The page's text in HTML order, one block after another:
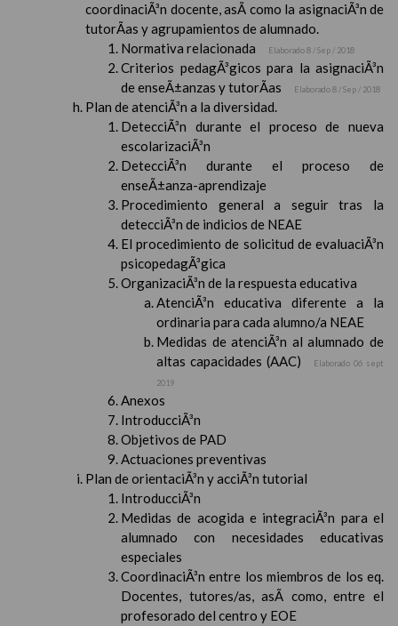
coordinaciÃ³n docente, asÃ­ como la asignaciÃ³n de
tutorÃ­as y agrupamientos de alumnado.
Normativa relacionada
Elaborado 8 / Sep / 2018
Criterios pedagÃ³gicos para la asignaciÃ³n
de enseÃ±anzas y tutorÃ­as
Elaborado 8 / Sep / 2018
Plan de atenciÃ³n a la diversidad.
DetecciÃ³n durante el proceso de nueva
escolarizaciÃ³n
DetecciÃ³n durante el proceso de
enseÃ±anza-aprendizaje
Procedimiento general a seguir tras la
detecciÃ³n de indicios de NEAE
El procedimiento de solicitud de evaluaciÃ³n
psicopedagÃ³gica
OrganizaciÃ³n de la respuesta educativa
AtenciÃ³n educativa diferente a la
ordinaria para cada alumno/a NEAE
Medidas de atenciÃ³n al alumnado de
altas capacidades (AAC)
Elaborado 06 sept
2019
Anexos
IntroducciÃ³n
Objetivos de PAD
Actuaciones preventivas
Plan de orientaciÃ³n y acciÃ³n tutorial
IntroducciÃ³n
Medidas de acogida e integraciÃ³n para el
alumnado con necesidades educativas
especiales
CoordinaciÃ³n entre los miembros de los eq.
Docentes, tutores/as, asÃ­ como, entre el
profesorado del centro y EOE